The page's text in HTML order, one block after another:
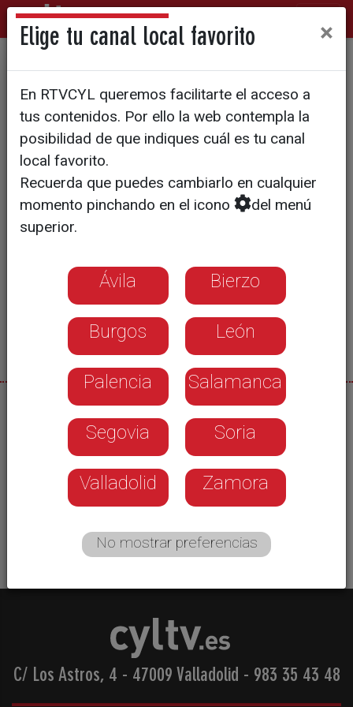
Reportaje Máximus O
Meeting en Ávila
04/03/2026
El Club Ultra Máximus abulense organiza una
competición de referencia en el mundo de las
carreras de orientación. Es el MOM, que ha
reunido a más de 1.300 participantes llegados
C/ Los Astros, 4 - 47009 Valladolid - 983 35 43 48
Elige tu canal local favorito ×
En RTVCYL queremos facilitarte el acceso a
tus contenidos. Por ello la web contempla la
posibilidad de que indiques cuál es tu canal
local favorito.
Recuerda que puedes cambiarlo en cualquier
momento pinchando en el icono
del menú
superior.
Ávila Bierzo
Burgos León
Palencia Salamanca
Segovia Soria
Valladolid Zamora
No mostrar preferencias